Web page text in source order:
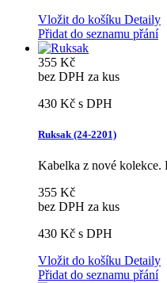
Vložit do košíku Detaily
Přidat do seznamu přání
355 Kč
bez DPH za kus
430 Kč s DPH
Ruksak (24-2201)
Kabelka z nové
355 Kč
bez DPH za kus
430 Kč s DPH
Vložit do košíku Detaily
Přidat do seznamu přání